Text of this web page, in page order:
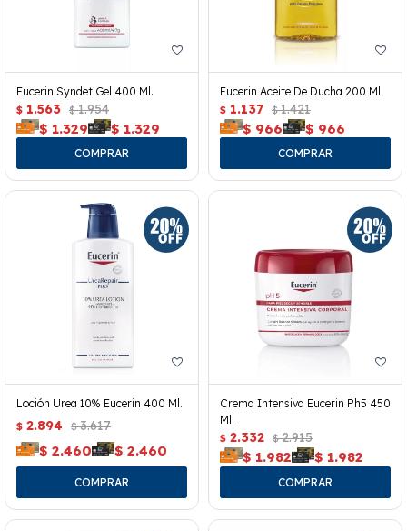
Eucerin Syndet Gel 400 Ml.
$ 1.563 $ 1.954
$ 1.329 $ 1.329
Eucerin Aceite De Ducha 200 Ml.
$ 1.137 $ 1.421
$ 966 $ 966
Loción Urea 10% Eucerin 400 Ml.
$ 2.894 $ 3.617
$ 2.460 $ 2.460
Crema Intensiva Eucerin Ph5 450
Ml.
$ 2.332 $ 2.915
$ 1.982 $ 1.982